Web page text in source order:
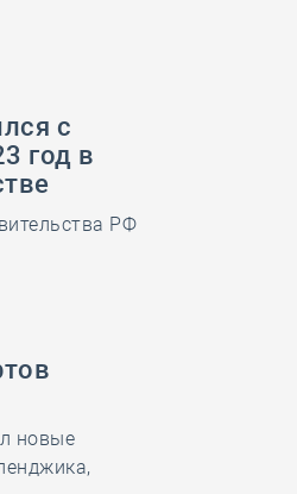
с
год в
РФ
новые